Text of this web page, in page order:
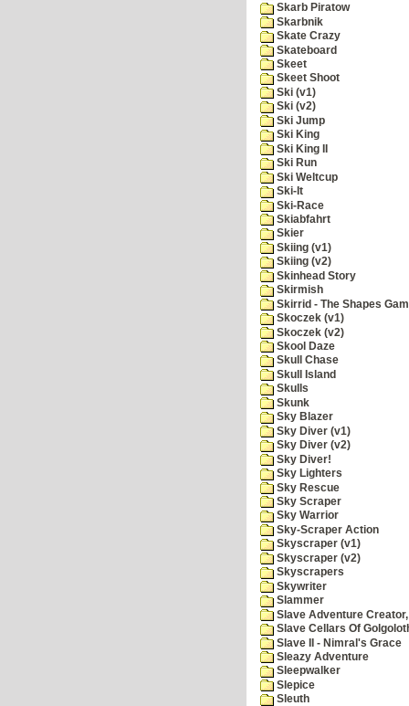
Skarb Piratow
Skarbnik
Skate Crazy
Skateboard
Skeet
Skeet Shoot
Ski (v1)
Ski (v2)
Ski Jump
Ski King
Ski King II
Ski Run
Ski Weltcup
Ski-It
Ski-Race
Skiabfahrt
Skier
Skiing (v1)
Skiing (v2)
Skinhead Story
Skirmish
Skirrid - The Shapes
Skoczek (v1)
Skoczek (v2)
Skool Daze
Skull Chase
Skull Island
Skulls
Skunk
Sky Blazer
Sky Diver (v1)
Sky Diver (v2)
Sky Diver!
Sky Lighters
Sky Rescue
Sky Scraper
Sky Warrior
Sky-Scraper Action
Skyscraper (v1)
Skyscraper (v2)
Skyscrapers
Skywriter
Slammer
Slave Adventure Creator,
Slave Cellars Of
Slave II - Nimral's Grace
Sleazy Adventure
Sleepwalker
Slepice
Sleuth